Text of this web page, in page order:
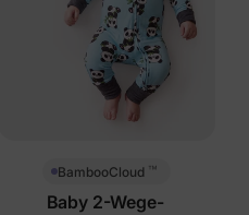
BambooCloud ™
Baby 2-Wege-